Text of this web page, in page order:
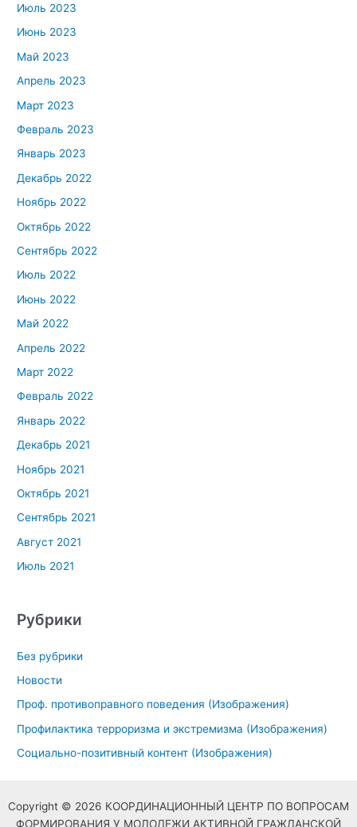
Июль 2023
Июнь 2023
Май 2023
Апрель 2023
Март 2023
Февраль 2023
Январь 2023
Декабрь 2022
Ноябрь 2022
Октябрь 2022
Сентябрь 2022
Июль 2022
Июнь 2022
Май 2022
Апрель 2022
Март 2022
Февраль 2022
Январь 2022
Декабрь 2021
Ноябрь 2021
Октябрь 2021
Сентябрь 2021
Август 2021
Июль 2021
Рубрики
Без рубрики
Новости
Проф. противоправного поведения (Изображения)
Профилактика терроризма и экстремизма (Изображения)
Социально-позитивный контент (Изображения)
Copyright © 2026 КООРДИНАЦИОННЫЙ ЦЕНТР ПО ВОПРОСАМ
ФОРМИРОВАНИЯ У МОЛОДЕЖИ АКТИВНОЙ ГРАЖДАНСКОЙ